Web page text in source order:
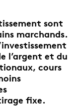
sont
marchands.
l’argent et du
cours
fixe.